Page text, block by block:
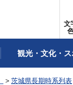
文
観光・文化・
> 茨城県長期時系列表